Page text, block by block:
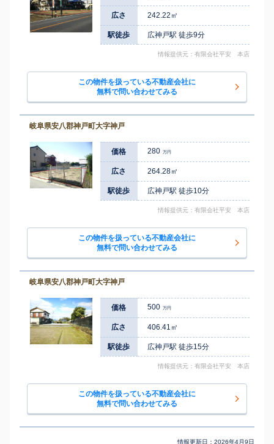
広さ 242.22㎡
駅徒歩 広神戸駅 徒歩9分
情報提供元：有限会社平安 本店
この物件を扱っている不動産会社に
無料で問い合わせてみる
岐阜県安八郡神戸町大字神戸
価格 280 万円
広さ 264.28㎡
駅徒歩 広神戸駅 徒歩10分
情報提供元：有限会社平安 本店
この物件を扱っている不動産会社に
無料で問い合わせてみる
岐阜県安八郡神戸町大字神戸
価格 500 万円
広さ 406.41㎡
駅徒歩 広神戸駅 徒歩15分
情報提供元：有限会社平安 本店
この物件を扱っている不動産会社に
無料で問い合わせてみる
情報更新日： 2026年4月9日